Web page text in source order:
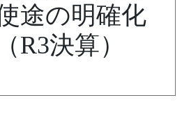
途の明確化
R3決算）